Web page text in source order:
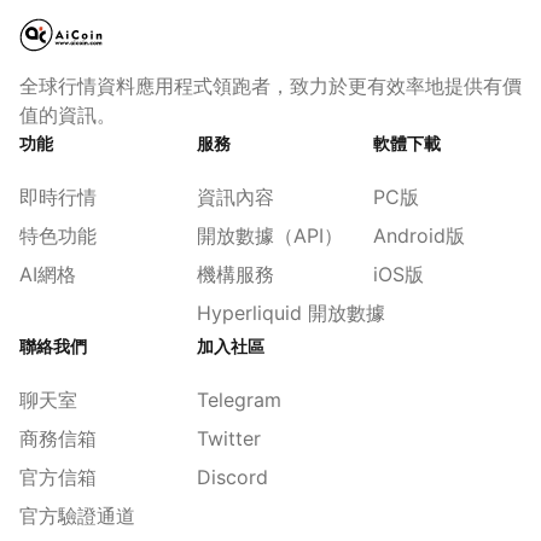
全球行情資料應用程式領跑者，致力於更有效率地提供有價
值的資訊。
功能
即時行情
特色功能
AI網格
服務
資訊內容
開放數據（API）
機構服務
Hyperliquid 開放數據
軟體下載
PC版
Android版
iOS版
聯絡我們
聊天室
商務信箱
官方信箱
官方驗證通道
加入社區
Telegram
Twitter
Discord